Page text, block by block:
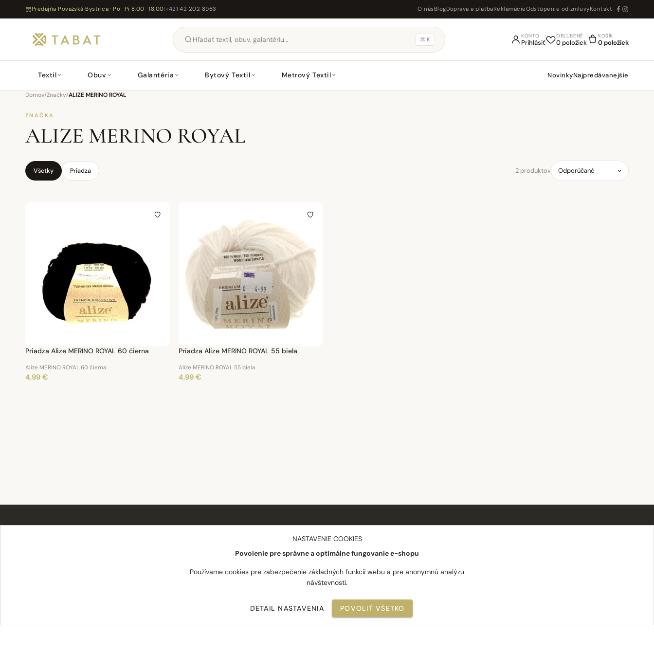
Predajňa Považská Bystrica · Po–Pi 8:00–18:00|+421 42 202 8963 O nás BlogDoprava a platbaReklamácieOdstúpenie od zmluvyKontakt
⌘ K
KONTO
Prihlásiť
OBĽÚBENÉ
0 položiek
KOŠÍK
0 položiek
Textil Obuv Galantéria Bytový Textil Metrový Textil NovinkyNajpredávanejšie
Domov/Značky/ALIZE MERINO ROYAL
ZNAČKA
ALIZE MERINO ROYAL
Všetky Priadza 2 produktov
Priadza Alize MERINO ROYAL 60 čierna
Alize MERINO ROYAL 60 čierna
4,99 €
Priadza Alize MERINO ROYAL 55 biela
Alize MERINO ROYAL 55 biela
4,99 €
Doprava a platba
Reklamácie
O nás
Blog
Najpredávanejšie
NASTAVENIE COOKIES
Povolenie pre správne a optimálne fungovanie e-shopu
Používame cookies pre zabezpečenie základných funkcií webu a pre anonymnú analýzu
návštevnosti.
DETAIL NASTAVENIA POVOLIŤ VŠETKO